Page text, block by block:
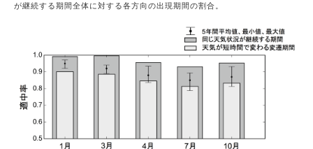
が継続する期間全体に対する各方向の出現期間の割合。